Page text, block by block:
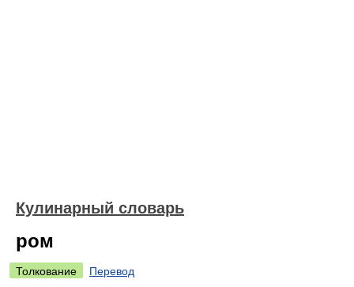
Кулинарный словарь
ром
Толкование
Перевод